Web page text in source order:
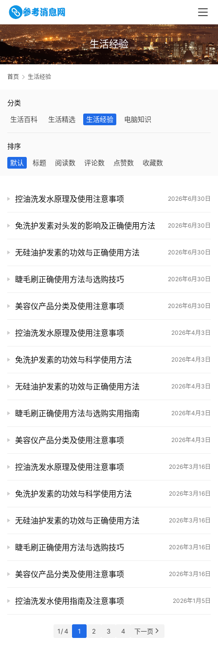
章
类
专
列
讯
更
多
面
生活经验
首页 生活经验
分类
生活百科
生活精选 生活经验 电脑知识
排序
默认
标题 阅读数 评论数 点赞数 收藏数
控油洗发水原理及使用注意事项 2026年6月30日
免洗护发素对头发的影响及正确使用方法 2026年6月30日
无硅油护发素的功效与正确使用方法 2026年6月30日
睫毛刷正确使用方法与选购技巧 2026年6月30日
美容仪产品分类及使用注意事项 2026年6月30日
控油洗发水原理及使用注意事项 2026年4月3日
免洗护发素的功效与科学使用方法 2026年4月3日
无硅油护发素的功效与正确使用方法 2026年4月3日
睫毛刷正确使用方法与选购实用指南 2026年4月3日
美容仪产品分类及使用注意事项 2026年4月3日
控油洗发水原理及使用注意事项 2026年3月16日
免洗护发素的功效与科学使用方法 2026年3月16日
无硅油护发素的功效与正确使用方法 2026年3月16日
睫毛刷正确使用方法与选购技巧 2026年3月16日
美容仪产品分类及使用注意事项 2026年3月16日
控油洗发水使用指南及注意事项 2026年1月5日
1 / 4 1 2 3 4 下一页